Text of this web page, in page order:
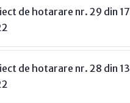
de hotarare nr. 29 din
de hotarare nr. 28 din